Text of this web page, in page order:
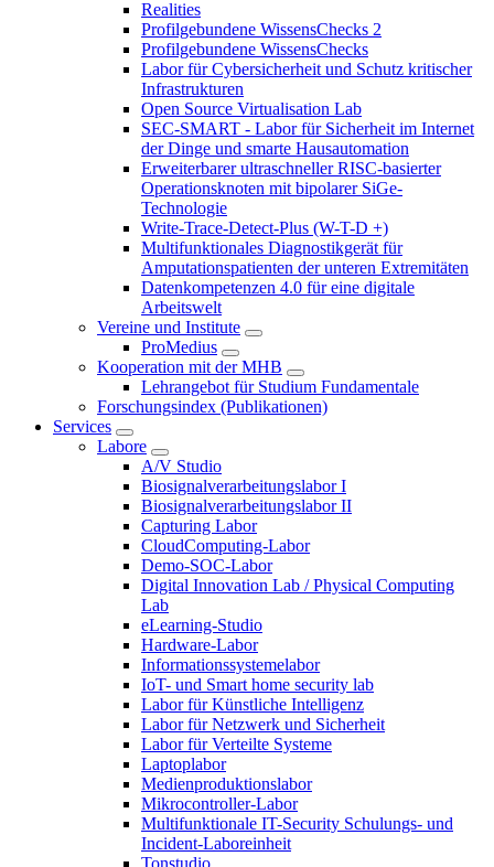
Realities
Profilgebundene WissensChecks 2
Profilgebundene WissensChecks
Labor für Cybersicherheit und Schutz kritischer
Infrastrukturen
Open Source Virtualisation Lab
SEC-SMART - Labor für Sicherheit im Internet
der Dinge und smarte Hausautomation
Erweiterbarer ultraschneller RISC-basierter
Operationsknoten mit bipolarer SiGe-
Technologie
Write-Trace-Detect-Plus (W-T-D +)
Multifunktionales Diagnostikgerät für
Amputationspatienten der unteren Extremitäten
Datenkompetenzen 4.0 für eine digitale
Arbeitswelt
Vereine und Institute
ProMedius
Kooperation mit der MHB
Lehrangebot für Studium Fundamentale
Forschungsindex (Publikationen)
Services
Labore
A/V Studio
Biosignalverarbeitungslabor I
Biosignalverarbeitungslabor II
Capturing Labor
CloudComputing-Labor
Demo-SOC-Labor
Digital Innovation Lab / Physical Computing
Lab
eLearning-Studio
Hardware-Labor
Informationssystemelabor
IoT- und Smart home security lab
Labor für Künstliche Intelligenz
Labor für Netzwerk und Sicherheit
Labor für Verteilte Systeme
Laptoplabor
Medienproduktionslabor
Mikrocontroller-Labor
Multifunktionale IT-Security Schulungs- und
Incident-Laboreinheit
Tonstudio